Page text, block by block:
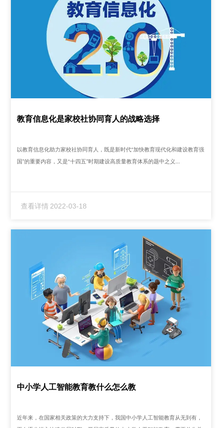
教育信息化是家校社协同育人的战略选择
以教育信息化助力家校社协同育人，既是新时代“加快教育现代化和建设教育强
国”的重要内容，又是“十四五”时期建设高质量教育体系的题中之义...
查看详情 2022-03-18
中小学人工智能教育教什么怎么教
近年来，在国家相关政策的大力支持下，我国中小学人工智能教育从无到有，